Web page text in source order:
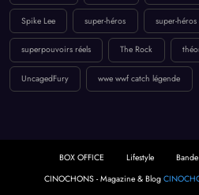
Spike Lee super-héros super-
superpouvoirs réels The Rock
UncagedFury wwe wwf catch légende
BOX OFFICE Lifestyle
CINOCHONS - Magazine & Blog